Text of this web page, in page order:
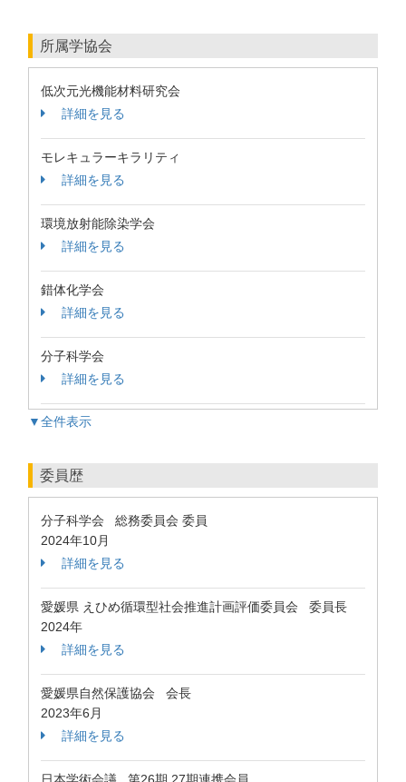
所属学協会
低次元光機能材料研究会
詳細を見る
モレキュラーキラリティ
詳細を見る
環境放射能除染学会
詳細を見る
錯体化学会
詳細を見る
分子科学会
詳細を見る
▼全件表示
委員歴
分子科学会 総務委員会 委員
2024年10月
詳細を見る
愛媛県 えひめ循環型社会推進計画評価委員会 委員長
2024年
詳細を見る
愛媛県自然保護協会 会長
2023年6月
詳細を見る